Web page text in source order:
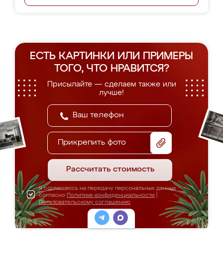
ЕСТЬ КАРТИНКИ ИЛИ ПРИМЕРЫ
ТОГО, ЧТО НРАВИТСЯ?
Присылайте — сделаем также или
лучше!
Прикрепить фото
Рассчитать стоимость
Я соглашаюсь на передачу персональных данных
согласно Политике конфиденциальности
Пользовательскому соглашению